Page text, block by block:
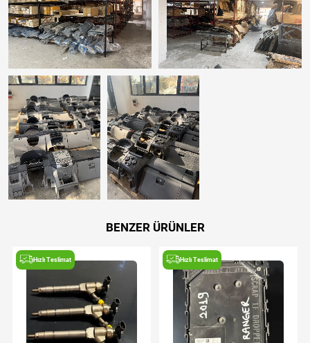
BENZER ÜRÜNLER
Hızlı Teslimat Hızlı Teslimat